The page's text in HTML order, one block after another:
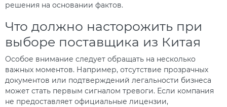
решения на основании фактов.
Что должно насторожить при
выборе поставщика из Китая
Особое внимание следует обращать на несколько
важных моментов. Например, отсутствие прозрачных
документов или подтверждений легальности бизнеса
может стать первым сигналом тревоги. Если компания
не предоставляет официальные лицензии,